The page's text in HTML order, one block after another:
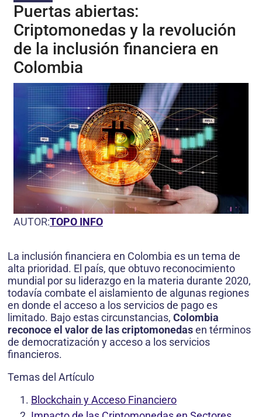
Puertas abiertas:
Criptomonedas y la revolución
de la inclusión financiera en
Colombia
AUTOR:TOPO INFO
La inclusión financiera en Colombia es un tema de
alta prioridad. El país, que obtuvo reconocimiento
mundial por su liderazgo en la materia durante 2020,
todavía combate el aislamiento de algunas regiones
en donde el acceso a los servicios de pago es
limitado. Bajo estas circunstancias, Colombia
reconoce el valor de las criptomonedasen términos
de democratización y acceso a los servicios
financieros.
Temas del Artículo
Blockchain y Acceso Financiero